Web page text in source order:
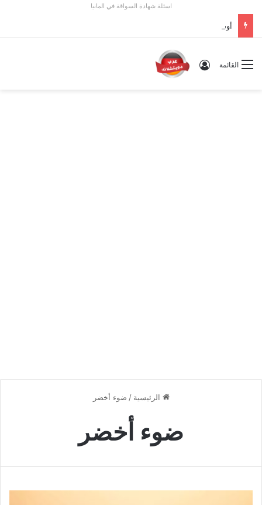
اسئلة شهادة السواقة في المانيا
أوسبيلدونغ تبريد مراكز البيانات في ألمانيا 2026: الأجور والشروط
القائمة تسجيل الدخول
الرئيسية / ضوء أخضر
ضوء أخضر